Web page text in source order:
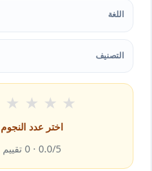
اللغة
التصنيف
★ ★ ★ ★
اختر عدد النجوم
0.0/5 ·
0 تقييم